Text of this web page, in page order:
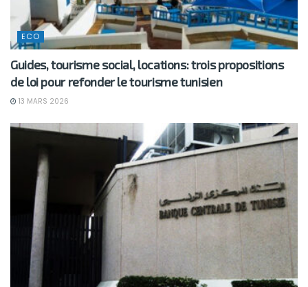
ECO
Guides, tourisme social, locations: trois propositions
de loi pour refonder le tourisme tunisien
13 MARS 2026